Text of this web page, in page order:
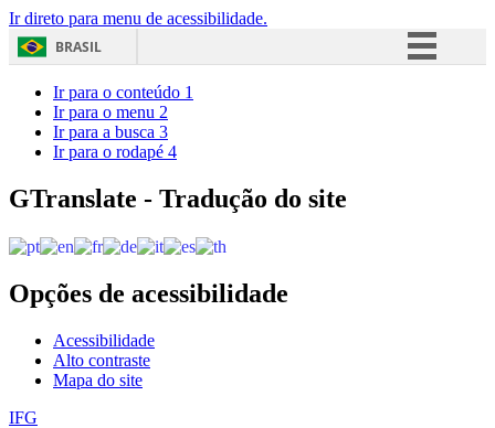
Ir direto para menu de acessibilidade.
BRASIL
Acesso à informação
Ir para o conteúdo 1
Ir para o menu 2
Ir para a busca 3
Ir para o rodapé 4
GTranslate - Tradução do site
Opções de acessibilidade
Acessibilidade
Alto contraste
Mapa do site
IFG